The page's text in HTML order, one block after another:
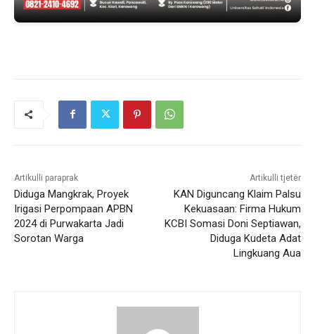
Artikulli paraprak
Diduga Mangkrak, Proyek
Irigasi Perpompaan APBN
2024 di Purwakarta Jadi
Sorotan Warga
Artikulli tjetër
KAN Diguncang Klaim Palsu
Kekuasaan: Firma Hukum
KCBI Somasi Doni Septiawan,
Diduga Kudeta Adat
Lingkuang Aua